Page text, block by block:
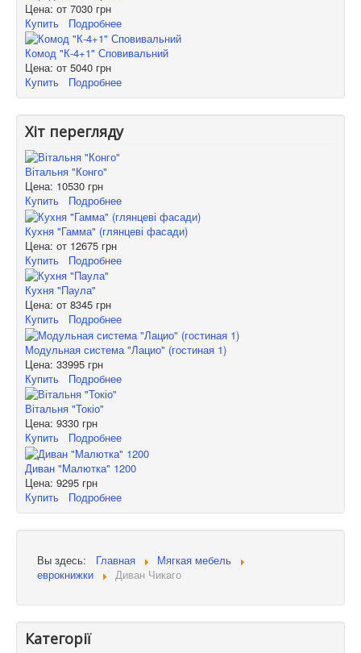
Цена: от 7030 грн
Купить
Подробнее
Комод "К-4+1" Сповивальний
Цена: от 5040 грн
Купить
Подробнее
Хіт перегляду
Вітальня "Конго"
Цена: 10530 грн
Купить
Подробнее
Кухня "Гамма" (глянцеві фасади)
Цена: от 12675 грн
Купить
Подробнее
Кухня "Паула"
Цена: от 8345 грн
Купить
Подробнее
Модульная система "Лацио" (гостиная 1)
Цена: 33995 грн
Купить
Подробнее
Вітальня "Токіо"
Цена: 9330 грн
Купить
Подробнее
Диван "Малютка" 1200
Цена: 9295 грн
Купить
Подробнее
Вы здесь: Главная
Мягкая мебель
еврокнижки
Диван Чикаго
Категорії